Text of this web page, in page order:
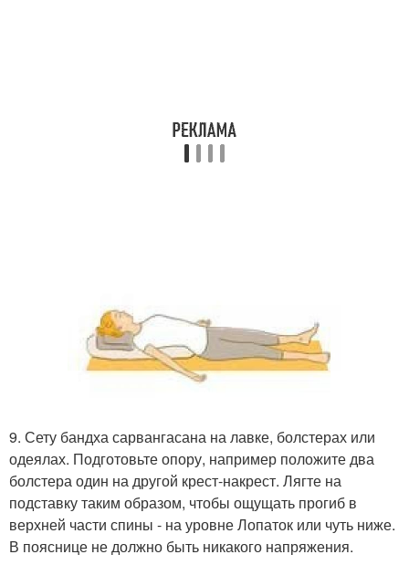
9. Сету бандха сарвангасана на лавке, болстерах или
одеялах. Подготовьте опору, например положите два
болстера один на другой крест-накрест. Лягте на
подставку таким образом, чтобы ощущать прогиб в
верхней части спины - на уровне Лопаток или чуть ниже.
В пояснице не должно быть никакого напряжения.